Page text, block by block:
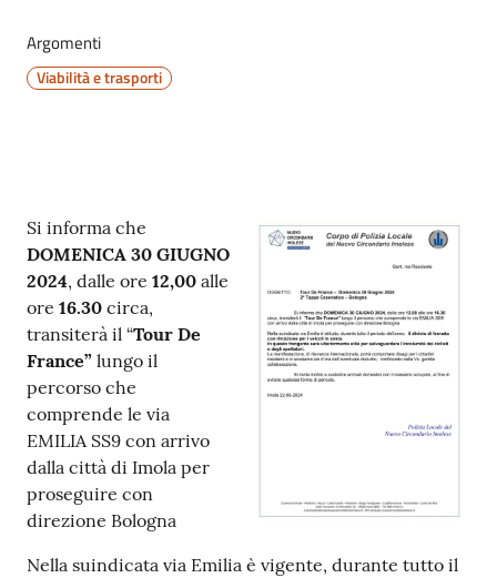
Argomenti
Viabilità e trasporti
Contenuto
Si informa che
DOMENICA 30 GIUGNO
2024, dalle ore 12,00 alle
ore 16.30 circa,
transiterà il “Tour De
France” lungo il
percorso che
comprende le via
EMILIA SS9 con arrivo
dalla città di Imola per
proseguire con
direzione Bologna
Nella suindicata via Emilia è vigente, durante tutto il